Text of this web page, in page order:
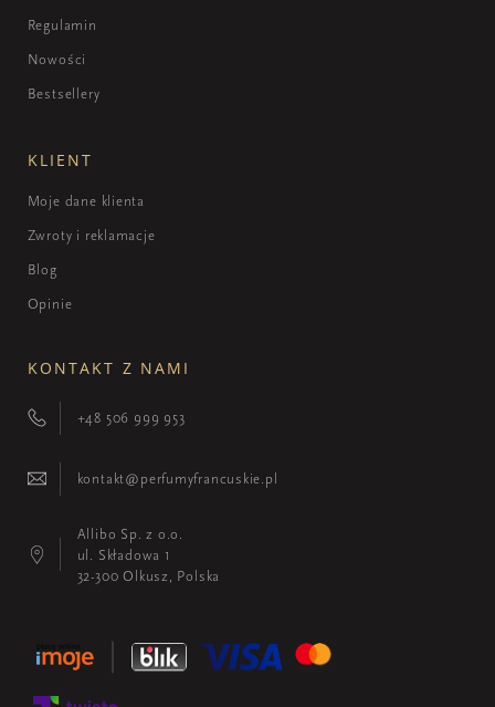
Regulamin
Nowości
Bestsellery
KLIENT
Moje dane klienta
Zwroty i reklamacje
Blog
Opinie
KONTAKT Z NAMI
+48 506 999 953
kontakt@perfumyfrancuskie.pl
Allibo Sp. z o.o.
ul. Składowa 1
32-300 Olkusz, Polska